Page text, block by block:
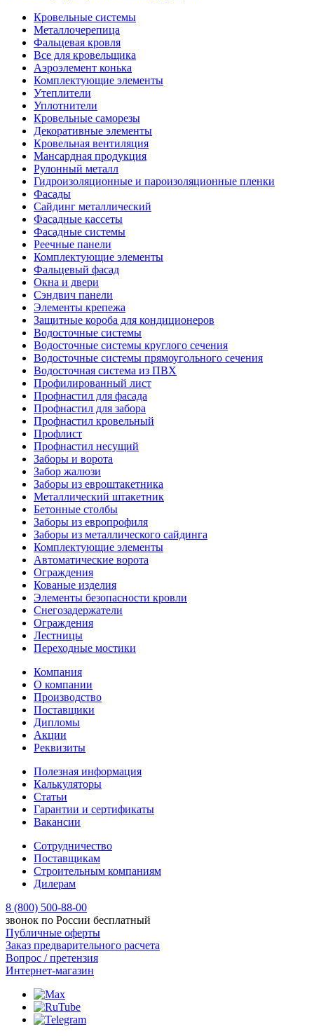
Кровельные системы
Металлочерепица
Фальцевая кровля
Все для кровельщика
Аэроэлемент конька
Комплектующие элементы
Утеплители
Уплотнители
Кровельные саморезы
Декоративные элементы
Кровельная вентиляция
Мансардная продукция
Рулонный металл
Гидроизоляционные и пароизоляционные пленки
Фасады
Сайдинг металлический
Фасадные кассеты
Фасадные системы
Реечные панели
Комплектующие элементы
Фальцевый фасад
Окна и двери
Сэндвич панели
Элементы крепежа
Защитные короба для кондиционеров
Водосточные системы
Водосточные системы круглого сечения
Водосточные системы прямоугольного сечения
Водосточная система из ПВХ
Профилированный лист
Профнастил для фасада
Профнастил для забора
Профнастил кровельный
Профлист
Профнастил несущий
Заборы и ворота
Забор жалюзи
Заборы из евроштакетника
Металлический штакетник
Бетонные столбы
Заборы из европрофиля
Заборы из металлического сайдинга
Комплектующие элементы
Автоматические ворота
Ограждения
Кованые изделия
Элементы безопасности кровли
Снегозадержатели
Ограждения
Лестницы
Переходные мостики
Компания
О компании
Производство
Поставщики
Дипломы
Акции
Реквизиты
Полезная информация
Калькуляторы
Статьи
Гарантии и сертификаты
Вакансии
Сотрудничество
Поставщикам
Строительным компаниям
Дилерам
8 (800) 500-88-00
звонок по России бесплатный
Публичные оферты
Заказ предварительного расчета
Вопрос / претензия
Интернет-магазин